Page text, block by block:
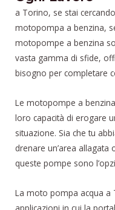
a Torino, se stai
motopompa a benzina,
motopompe a benzina
vasta gamma di sfide,
bisogno per completare
Le motopompe a
loro capacità di erogare
situazione. Sia che tu
drenare un’area
queste pompe sono
La moto pompa acqua